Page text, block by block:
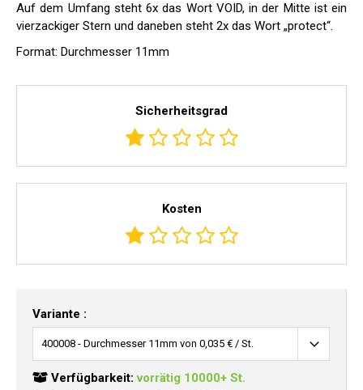
Auf dem Umfang steht 6x das Wort VOID, in der Mitte ist ein
vierzackiger Stern und daneben steht 2x das Wort „protect“.
Format: Durchmesser 11mm
Sicherheitsgrad
Kosten
Variante :
Verfügbarkeit:vorrätig 10000+ St.